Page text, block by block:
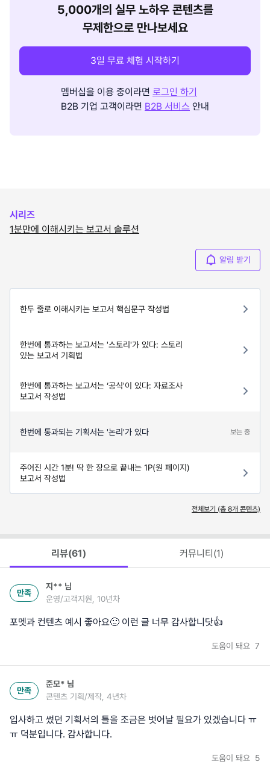
5,000개의 실무 노하우 콘텐츠를
무제한으로 만나보세요
3일 무료 체험 시작하기
멤버십을 이용 중이라면 로그인 하기
B2B 기업 고객이라면 B2B 서비스 안내
시리즈
1분만에 이해시키는 보고서 솔루션
알림 받기
한두 줄로 이해시키는 보고서 핵심문구 작성법
한번에 통과하는 보고서는 '스토리'가 있다: 스토리
있는 보고서 기획법
한번에 통과하는 보고서는 ‘공식'이 있다: 자료조사
보고서 작성법
한번에 통과되는 기획서는 '논리'가 있다 보는 중
주어진 시간 1분! 딱 한 장으로 끝내는 1P(원 페이지)
보고서 작성법
전체보기 (총 8개 콘텐츠)
리뷰(61) 커뮤니티(1)
만족
지** 님
운영/고객지원, 10년차
포멧과 컨텐츠 예시 좋아요🙂 이런 글 너무 감사합니닷👍
도움이 돼요 7
만족
준모* 님
콘텐츠 기획/제작, 4년차
입사하고 썼던 기획서의 틀을 조금은 벗어날 필요가 있겠습니다 ㅠ
ㅠ 덕분입니다. 감사합니다.
도움이 돼요 5